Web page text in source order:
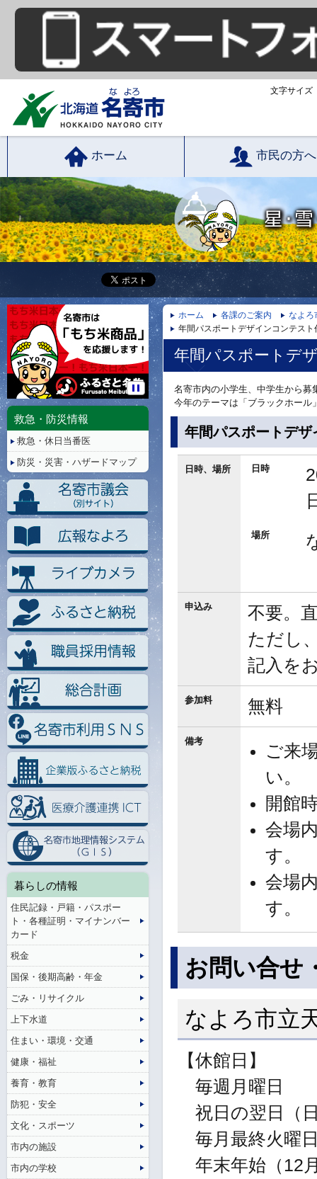
文字サイズ
ホーム 市民の方へ
ホーム 各課のご案内
なよろ
年間パスポートデザインコンテス
年間パスポートデ
名寄市内の小学生、中学生から募
今年のテーマは「ブラックホール
年間パスポートデ
日時、場所 日時
場所
申込み
不要。
ただし
記入を
参加料 無料
備考
ご来
い。
開館
会場
す。
会場
す。
お問い合せ
なよろ市立
【休館日】
毎週月曜日
祝日の翌日（
毎月最終火曜
年末年始（12
停
救急・防災情報
救急・休日当番医
防災・災害・ハザードマップ
暮らしの情報
住民記録・戸籍・パスポー
ト・各種証明・マイナンバー
カード
税金
国保・後期高齢・年金
ごみ・リサイクル
上下水道
住まい・環境・交通
健康・福祉
養育・教育
防犯・安全
文化・スポーツ
市内の施設
市内の学校